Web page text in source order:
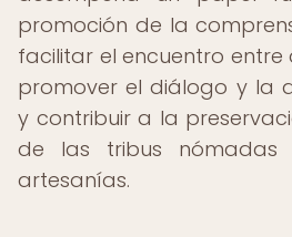
promoción de la
facilitar el encuentro entre
promover el diálogo y la
y contribuir a la
de las tribus
artesanías.